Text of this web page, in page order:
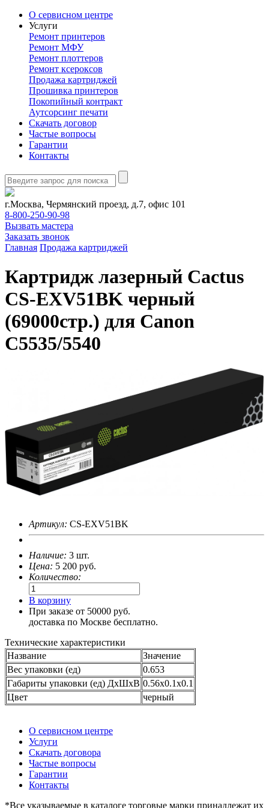
О сервисном центре
Услуги
Ремонт принтеров
Ремонт МФУ
Ремонт плоттеров
Ремонт ксероксов
Продажа картриджей
Прошивка принтеров
Покопийный контракт
Аутсорсинг печати
Скачать договор
Частые вопросы
Гарантии
Контакты
г.Москва, Чермянский проезд, д.7, офис 101
8-800-250-90-98
Вызвать мастера
Заказать звонок
Главная Продажа картриджей
Картридж лазерный Cactus
CS-EXV51BK черный
(69000стр.) для Canon
C5535/5540
Артикул: CS-EXV51BK
Наличие: 3 шт.
Цена: 5 200 руб.
Количество:
В корзину
При заказе от 50000 руб.
доставка по Москве бесплатно.
Технические характеристики
Название
Значение
Вес упаковки (ед)
0.653
Габариты упаковки (ед) ДхШхВ 0.56x0.1x0.1
Цвет
черный
О сервисном центре
Услуги
Скачать договора
Частые вопросы
Гарантии
Контакты
*Все указываемые в каталоге торговые марки принадлежат их